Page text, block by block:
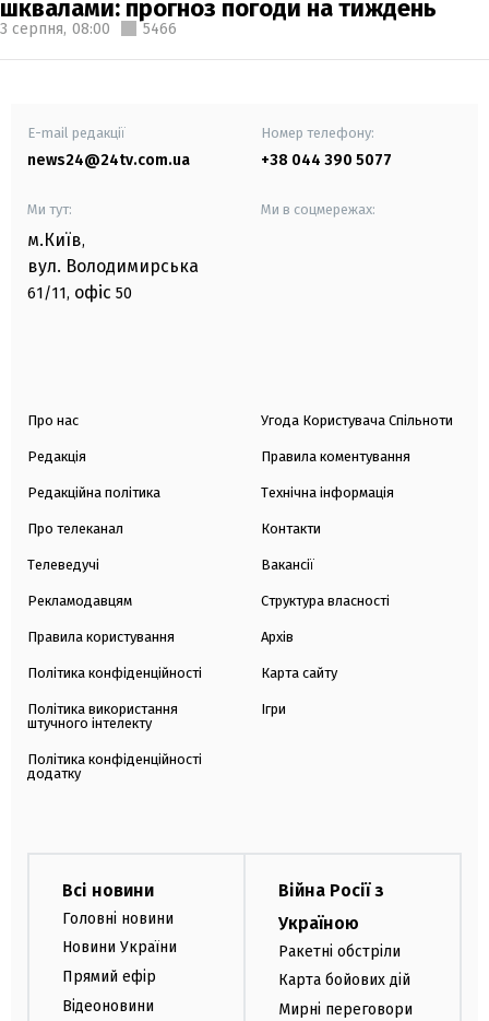
шквалами: прогноз погоди на тиждень
3 серпня, 08:00 5466
E-mail редакції
news24@24tv.com.ua
Номер телефону:
+38 044 390 5077
Ми тут:
м.Київ,
вул. Володимирська
61/11, офіс 50
Ми в соцмережах:
Про нас
Редакція
Редакційна політика
Про телеканал
Телеведучі
Рекламодавцям
Правила користування
Політика конфіденційності
Політика використання
штучного інтелекту
Політика конфіденційності
додатку
Угода Користувача Спільноти
Правила коментування
Технічна інформація
Контакти
Вакансії
Структура власності
Архів
Карта сайту
Ігри
Всі новини
Головні новини
Новини України
Прямий ефір
Відеоновини
Війна Росії з
Україною
Ракетні обстріли
Карта бойових дій
Мирні переговори